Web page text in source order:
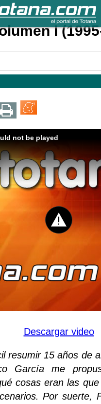
I
not be played
Descargar video
resumir 15 años de
García me
cosas eran las
Por suerte,